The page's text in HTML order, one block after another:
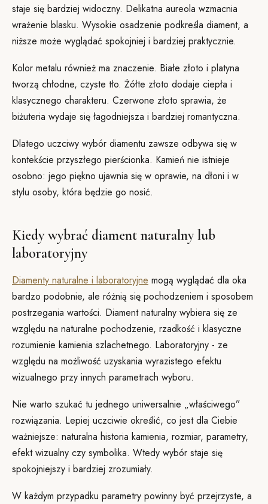
staje się bardziej widoczny. Delikatna aureola wzmacnia
wrażenie blasku. Wysokie osadzenie podkreśla diament, a
niższe może wyglądać spokojniej i bardziej praktycznie.
Kolor metalu również ma znaczenie. Białe złoto i platyna
tworzą chłodne, czyste tło. Żółte złoto dodaje ciepła i
klasycznego charakteru. Czerwone złoto sprawia, że
biżuteria wydaje się łagodniejsza i bardziej romantyczna.
Dlatego uczciwy wybór diamentu zawsze odbywa się w
kontekście przyszłego pierścionka. Kamień nie istnieje
osobno: jego piękno ujawnia się w oprawie, na dłoni i w
stylu osoby, która będzie go nosić.
Kiedy wybrać diament naturalny lub
laboratoryjny
Diamenty naturalne i laboratoryjne mogą wyglądać dla oka
bardzo podobnie, ale różnią się pochodzeniem i sposobem
postrzegania wartości. Diament naturalny wybiera się ze
względu na naturalne pochodzenie, rzadkość i klasyczne
rozumienie kamienia szlachetnego. Laboratoryjny - ze
względu na możliwość uzyskania wyrazistego efektu
wizualnego przy innych parametrach wyboru.
Nie warto szukać tu jednego uniwersalnie „właściwego”
rozwiązania. Lepiej uczciwie określić, co jest dla Ciebie
ważniejsze: naturalna historia kamienia, rozmiar, parametry,
efekt wizualny czy symbolika. Wtedy wybór staje się
spokojniejszy i bardziej zrozumiały.
W każdym przypadku parametry powinny być przejrzyste, a